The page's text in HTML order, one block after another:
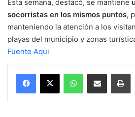
Esta semana, destacó, se mantiene
socorristas en los mismos puntos,
manteniendo la atención a los
playas del municipio y zonas
Fuente Aqui